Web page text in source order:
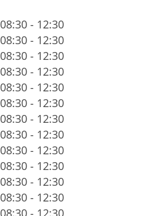
08:30 - 12:30
08:30 - 12:30
08:30 - 12:30
08:30 - 12:30
08:30 - 12:30
08:30 - 12:30
08:30 - 12:30
08:30 - 12:30
08:30 - 12:30
08:30 - 12:30
08:30 - 12:30
08:30 - 12:30
08:30 - 12:30